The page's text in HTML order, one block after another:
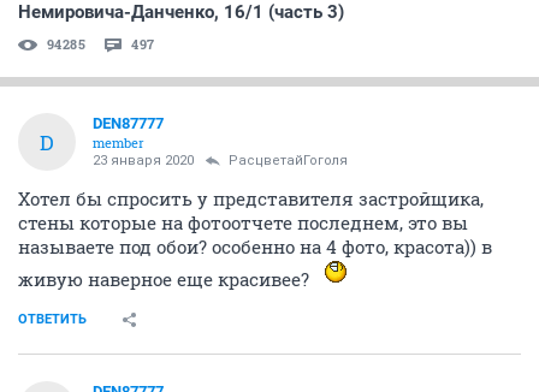
Немировича-Данченко, 16/1 (часть 3)
94285 497
D
DEN87777
member
23 января 2020 РасцветайГоголя
Хотел бы спросить у представителя застройщика,
стены которые на фотоотчете последнем, это вы
называете под обои? особенно на 4 фото, красота)) в
живую наверное еще красивее?
ОТВЕТИТЬ